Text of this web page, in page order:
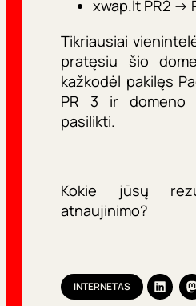
xwap.lt PR2 ->
Tikriausiai
pratęsiu šio
kažkodėl pakilęs
PR 3 ir domeno
pasilikti.
Kokie jūsų
atnaujinimo?
INTERNETAS